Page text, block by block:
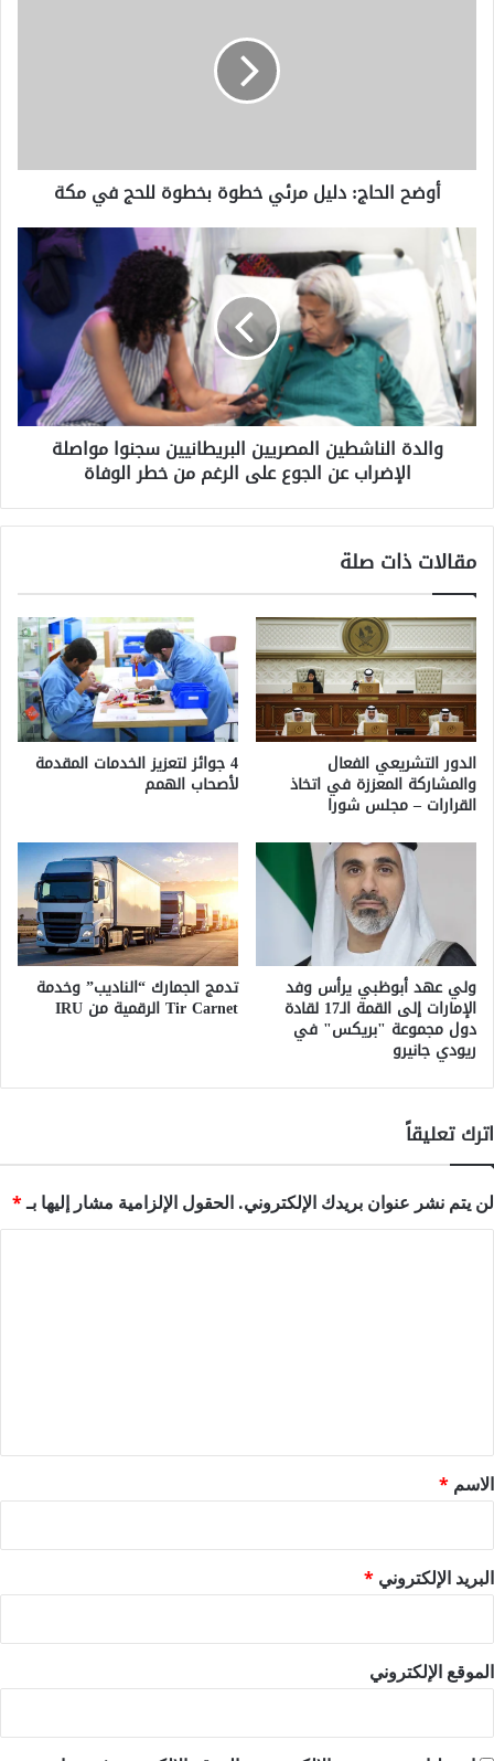
أوضح الحاج: دليل مرئي خطوة بخطوة للحج في مكة
والدة
الناشطين
المصريين
البريطانيين
سجنوا
مواصلة
الإضراب
عن
الجوع
على
الرغم
من
خطر
الوفاةوالدة الناشطين المصريين البريطانيين سجنوا مواصلة
الإضراب عن الجوع على الرغم من خطر الوفاة
مقالات ذات صلة
الدور التشريعي الفعال
والمشاركة المعززة في اتخاذ
القرارات – مجلس شورا
4 جوائز لتعزيز الخدمات المقدمة
لأصحاب الهمم
ولي عهد أبوظبي يرأس وفد
الإمارات إلى القمة الـ17 لقادة
دول مجموعة "بريكس" في
ريودي جانيرو
تدمج الجمارك “الناديب” وخدمة
Tir Carnet الرقمية من IRU
اترك تعليقاً
لن يتم نشر عنوان بريدك الإلكتروني. الحقول الإلزامية مشار إليها بـ*
*
الاسم *
البريد الإلكتروني *
الموقع الإلكتروني